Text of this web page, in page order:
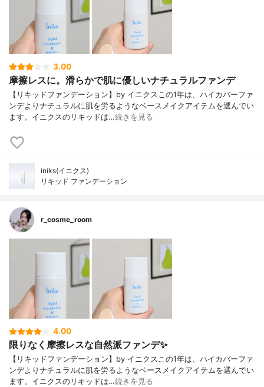
3.00
摩擦レスに。滑らかで肌に優しいナチュラルファンデ
【リキッドファンデーション】by イニクスこの1年は、ハイカバーファ
ンデよりナチュラルに肌を労るようなベースメイクアイテムを選んでい
ます。イニクスのリキッドは…続きを見る
iniks(イニクス)
リキッド ファンデーション
r_cosme_room
4.00
限りなく摩擦レスな自然派ファンデ✨
【リキッドファンデーション】by イニクスこの1年は、ハイカバーファ
ンデよりナチュラルに肌を労るようなベースメイクアイテムを選んでい
ます。イニクスのリキッドは…続きを見る